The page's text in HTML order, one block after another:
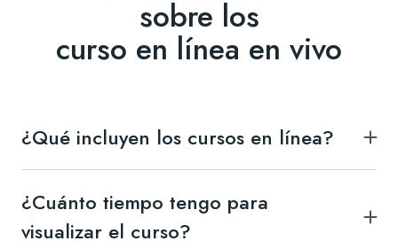
sobre los
curso en línea en vivo
¿Qué incluyen los cursos en línea?
durante la cursada, constancia digital de asistencia. Se
otorga acceso al material del curso con vigencia de un
¿Cuánto tiempo tengo para
visualizar el curso?